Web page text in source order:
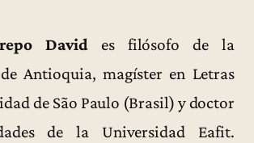
Davides filósofo de la
Antioquia, magíster en Letras
de São Paulo (Brasil) y doctor
de la Universidad Eafit.